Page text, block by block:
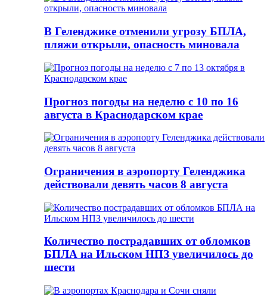
В Геленджике отменили угрозу БПЛА,
пляжи открыли, опасность миновала
Прогноз погоды на неделю с 10 по 16
августа в Краснодарском крае
Ограничения в аэропорту Геленджика
действовали девять часов 8 августа
Количество пострадавших от обломков
БПЛА на Ильском НПЗ увеличилось до
шести